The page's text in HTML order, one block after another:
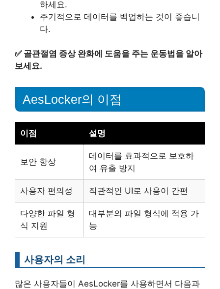
하세요.
주기적으로 데이터를 백업하는 것이 좋습니
다.
✅ 골관절염 증상 완화에 도움을 주는 운동법을 알아
보세요.
AesLocker의 이점
이점 설명
보안 향상
데이터를 효과적으로 보호하
여 유출 방지
사용자 편의성 직관적인 UI로 사용이 간편
다양한 파일 형
식 지원
대부분의 파일 형식에 적용 가
능
사용자의 소리
많은 사용자들이 AesLocker를 사용하면서 다음과